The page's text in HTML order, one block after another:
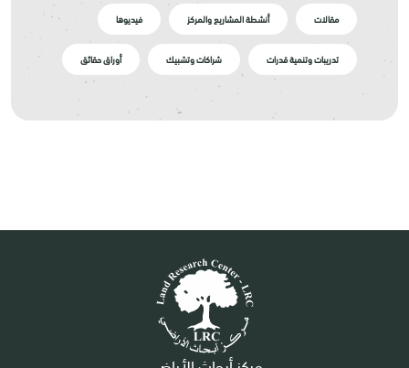
مقالات أنشطة المشاريع والمركز فيديوها
تدريبات وتنمية قدرات شراكات وتشبيك أوراق حقائق